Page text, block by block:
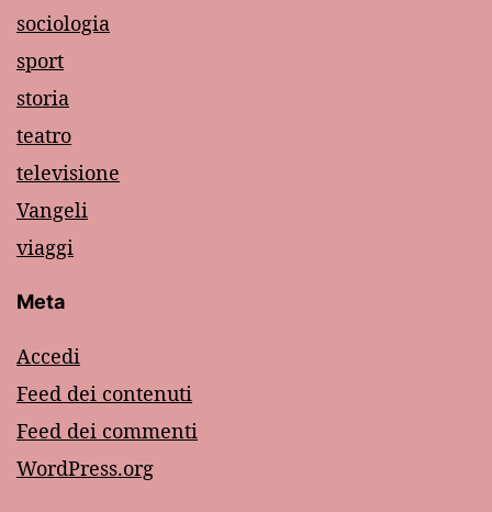
sociologia
sport
storia
teatro
televisione
Vangeli
viaggi
Meta
Accedi
Feed dei contenuti
Feed dei commenti
WordPress.org